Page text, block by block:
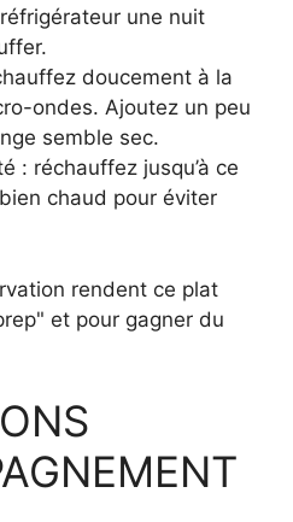
une nuit
doucement à la
ondes. Ajoutez un peu
semble sec.
: réchauffez jusqu’à ce
chaud pour éviter
rendent ce plat
et pour gagner du